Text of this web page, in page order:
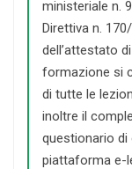
ministeriale n.
Direttiva n.
dell’attestato
formazione si
di tutte le
inoltre il
questionario di
piattaforma e-